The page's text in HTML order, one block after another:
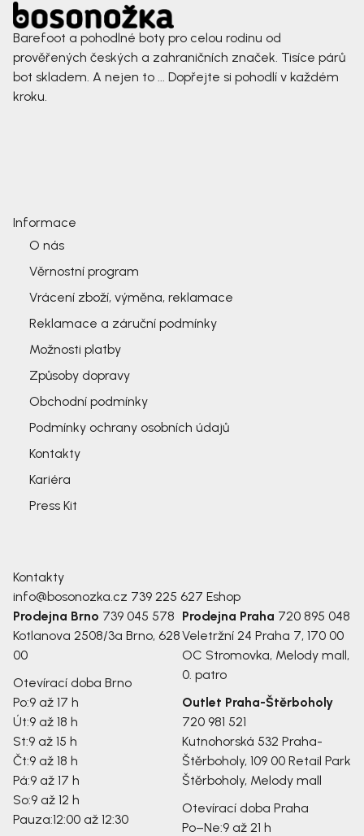
Barefoot a pohodlné boty pro celou rodinu od
prověřených českých a zahraničních značek. Tisíce párů
bot skladem. A nejen to ... Dopřejte si pohodlí v každém
kroku.
Informace
O nás
Věrnostní program
Vrácení zboží, výměna, reklamace
Reklamace a záruční podmínky
Možnosti platby
Způsoby dopravy
Obchodní podmínky
Podmínky ochrany osobních údajů
Kontakty
Kariéra
Press Kit
Kontakty
info@bosonozka.cz 739 225 627 Eshop
Prodejna Brno 739 045 578
Kotlanova 2508/3a Brno, 628
00
Otevírací doba Brno
Po:9 až 17 h
Út:9 až 18 h
St:9 až 15 h
Čt:9 až 18 h
Pá:9 až 17 h
So:9 až 12 h
Pauza:12:00 až 12:30
Prodejna Praha 720 895 048
Veletržní 24 Praha 7, 170 00
OC Stromovka, Melody mall,
0. patro
Outlet Praha-Štěrboholy
720 981 521
Kutnohorská 532 Praha-
Štěrboholy, 109 00 Retail Park
Štěrboholy, Melody mall
Otevírací doba Praha
Po–Ne:9 až 21 h